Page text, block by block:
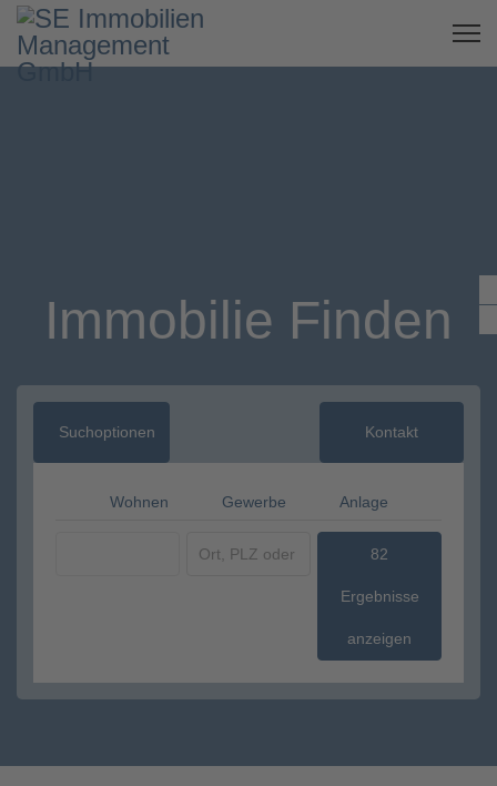
Immobilie Finden
Suchoptionen Kontakt
Wohnen Gewerbe Anlage
82
Ergebnisse
anzeigen